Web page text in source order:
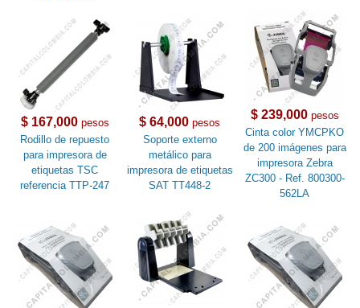
$ 167,000pesos
Rodillo de repuesto
para impresora de
etiquetas TSC
referencia TTP-247
$ 64,000 pesos
Soporte externo
metálico para
impresora de etiquetas
SAT TT448-2
$ 239,000pesos
Cinta color YMCPKO
de 200 imágenes para
impresora Zebra
ZC300 - Ref. 800300-
562LA